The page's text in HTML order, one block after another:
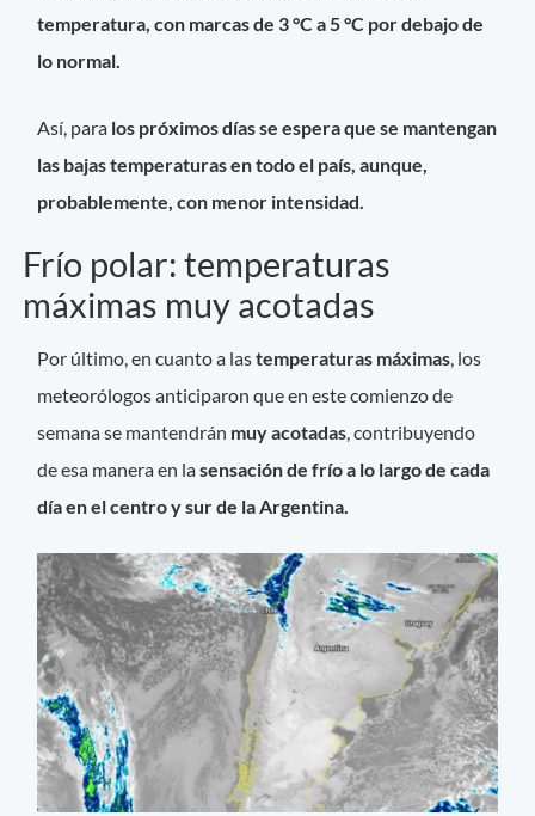
temperatura, con marcas de 3 °C a 5 °C por debajo de
lo normal.
Así, para los próximos días se espera que se mantengan
las bajas temperaturas en todo el país, aunque,
probablemente, con menor intensidad.
Frío polar: temperaturas
máximas muy acotadas
Por último, en cuanto a lastemperaturas máximas , los
meteorólogos anticiparon que en este comienzo de
semana se mantendrán muy acotadas , contribuyendo
de esa manera en lasensación de frío a lo largo de cada
día en el centro y sur de la Argentina.